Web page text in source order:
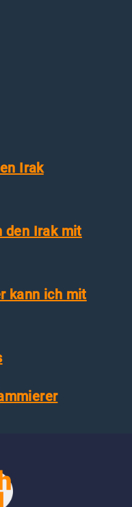
Irak
den Irak mit
kann ich mit